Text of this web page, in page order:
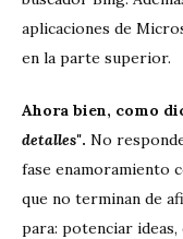
aplicaciones de
en la parte superior.
Ahora bien, como
detalles". No
fase enamoramiento
que no terminan de
para: potenciar